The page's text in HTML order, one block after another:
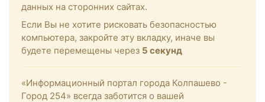
данных на сторонних сайтах.
Если Вы не хотите рисковать безопасностью
компьютера, закройте эту вкладку, иначе вы
будете перемещены через 5 секунд
«Информационный портал города Колпашево -
Город 254» всегда заботится о вашей